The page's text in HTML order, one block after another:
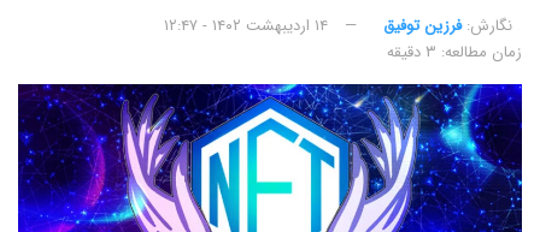
نگارش:‌ فرزین توفیق
۱۴ اردیبهشت ۱۴۰۲ - ۱۲:۴۷
زمان مطالعه: ۳ دقیقه